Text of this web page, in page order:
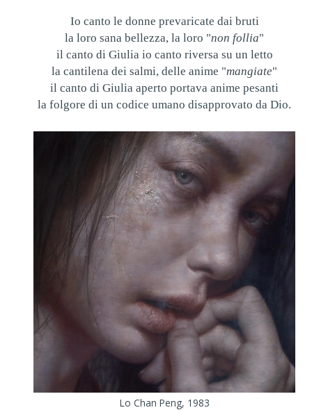
Io canto le donne prevaricate dai bruti
la loro sana bellezza, la loro "non follia"
il canto di Giulia io canto riversa su un letto
la cantilena dei salmi, delle anime "mangiate"
il canto di Giulia aperto portava anime pesanti
la folgore di un codice umano disapprovato da Dio.
Lo Chan Peng, 1983